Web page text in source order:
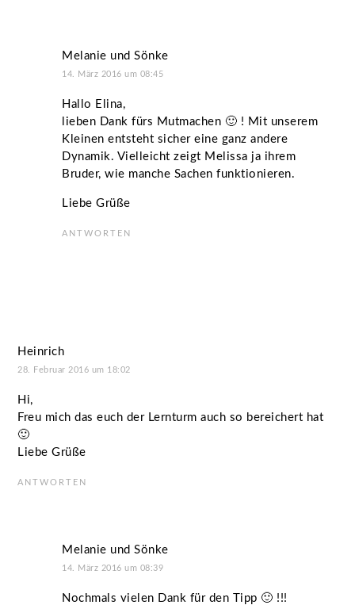
Melanie und Sönke
14. März 2016 um 08:45
Hallo Elina,
lieben Dank fürs Mutmachen 🙂 ! Mit unserem
Kleinen entsteht sicher eine ganz andere
Dynamik. Vielleicht zeigt Melissa ja ihrem
Bruder, wie manche Sachen funktionieren.
Liebe Grüße
ANTWORTEN
Heinrich
28. Februar 2016 um 18:02
Hi,
Freu mich das euch der Lernturm auch so bereichert hat
🙂
Liebe Grüße
ANTWORTEN
Melanie und Sönke
14. März 2016 um 08:39
Nochmals vielen Dank für den Tipp 🙂 !!!